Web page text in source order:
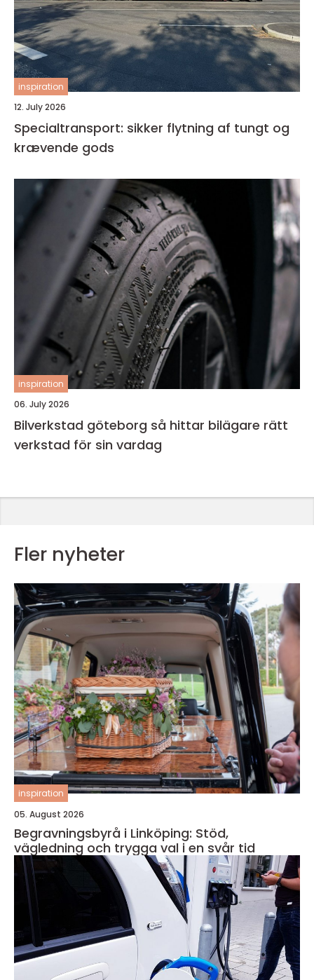
inspiration
12. July 2026
Specialtransport: sikker flytning af tungt og
krævende gods
inspiration
06. July 2026
Bilverkstad göteborg så hittar bilägare rätt
verkstad för sin vardag
Fler nyheter
inspiration
05. August 2026
Begravningsbyrå i Linköping: Stöd,
vägledning och trygga val i en svår tid